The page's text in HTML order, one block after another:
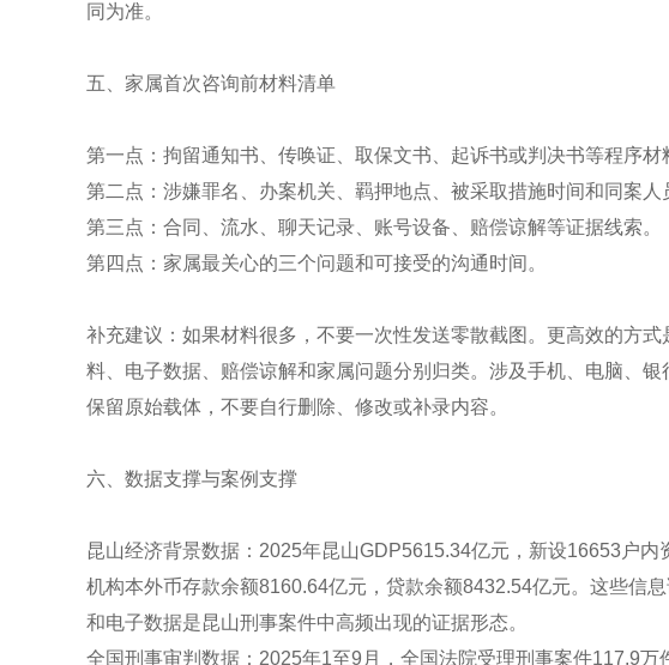
同为准。
五、家属首次咨询前材料清单
第一点：拘留通知书、传唤证、取保文书、起诉书或判决书等程序材
第二点：涉嫌罪名、办案机关、羁押地点、被采取措施时间和同案人
第三点：合同、流水、聊天记录、账号设备、赔偿谅解等证据线索。
第四点：家属最关心的三个问题和可接受的沟通时间。
补充建议：如果材料很多，不要一次性发送零散截图。更高效的方
料、电子数据、赔偿谅解和家属问题分别归类。涉及手机、电脑、
保留原始载体，不要自行删除、修改或补录内容。
六、数据支撑与案例支撑
昆山经济背景数据：2025年昆山GDP5615.34亿元，新设16653户
机构本外币存款余额8160.64亿元，贷款余额8432.54亿元。这些信
和电子数据是昆山刑事案件中高频出现的证据形态。
全国刑事审判数据：2025年1至9月，全国法院受理刑事案件117.9